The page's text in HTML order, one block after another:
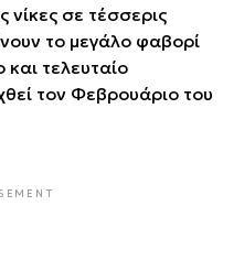
σε τέσσερις
το μεγάλο φαβορί
και τελευταίο
τον Φεβρουάριο του